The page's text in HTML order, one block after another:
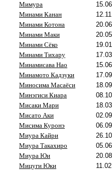
Мимура
Минами Канан
Минами Котона
Минами Маки
Минами Сёко
Минами Тихару
Минамисава Нао
Минамото Кадзуки
Миносима Масаёси
Минэгиси Киара
Мисаки Мари
Мисато Аки
Мисима Куронэ
Миура Кайри
Миура Такахиро
Миура Юи
Мицуги Юки